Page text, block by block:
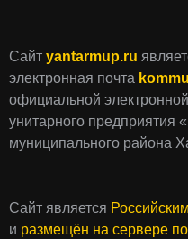
Сайт yantarmup.ru
электронная почта
официальной
унитарного предприятия
муниципального района
Сайт является
и размещён на сервере